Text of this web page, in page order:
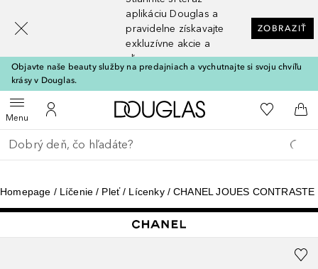
aplikáciu Douglas a
pravidelne získavajte
exkluzívne akcie a
zľavy
ZOBRAZIŤ
Objavte naše beauty služby na predajniach a vychutnajte si svoju chvíľu
krásy v Douglas.
MenuOtvoriť menuDo môjho účtu
Domov Do môjho
Do
Choď späť
Vykonajte vyhľadávanie
Homepage Líčenie Pleť Lícenky CHANEL JOUES
[navigation.slideout.screenreader]